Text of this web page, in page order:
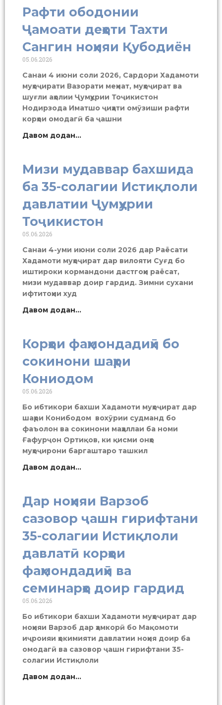
Рафти ободонии
Ҷамоати деҳоти Тахти
Сангин ноҳияи Қубодиён
05.06.2026
Санаи 4 июни соли 2026, Сардори Хадамоти
муҳоҷирати Вазорати меҳнат, муҳоҷират ва
шуғли аҳолии Ҷумҳурии Тоҷикистон
Нодирзода Иматшо ҷиҳати омӯзиши рафти
корҳои омодагӣ ба ҷашни
Давом додан...
Мизи мудаввар бахшида
ба 35-солагии Истиқлоли
давлатии Ҷумҳурии
Тоҷикистон
05.06.2026
Санаи 4-уми июни соли 2026 дар Раёсати
Хадамоти муҳоҷират дар вилояти Суғд бо
иштироки кормандони дастгоҳи раёсат,
мизи мудаввар доир гардид. Зимни сухани
ифтитоҳии худ
Давом додан...
Корҳои фаҳмондадиҳӣ бо
сокинони шаҳри
Кониодом
05.06.2026
Бо ибтикори бахши Хадамоти муҳоҷират дар
шаҳри Конибодом вохӯрии судманд бо
фаъолон ва сокинони маҳаллаи ба номи
Ғафурҷон Ортиқов, ки қисми онҳо
муҳоҷирони баргаштаро ташкил
Давом додан...
Дар ноҳияи Варзоб
сазовор ҷашн гирифтани
35-солагии Истиқлоли
давлатӣ корҳои
фаҳмондадиҳӣ ва
семинарҳо доир гардид
05.06.2026
Бо ибтикори бахши Хадамоти муҳоҷират дар
ноҳияи Варзоб дар ҳамкорӣ бо Мақомоти
иҷроияи ҳокимияти давлатии ноҳия доир ба
омодагӣ ва сазовор ҷашн гирифтани 35-
солагии Истиқлоли
Давом додан...